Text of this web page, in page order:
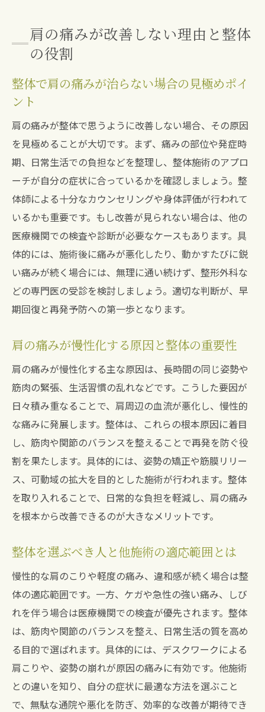
肩こり整体が『意味ない』と言われる誤解
の真相
肩の痛み改善に整体が果たす本当の役割と
整体と整骨院どちらが肩痛に最適か徹底比較
整体と整骨院の違いを肩の痛み視点で徹底
解説
肩こり整体と整骨院どっちが自分に合うか
見極め方
整体か整骨院か悩む方への選び方ガイド
肩が痛い時に整体と整骨院どちらを選ぶべ
きか
保険適用の有無で整体・整骨院を比較して
みよう
か検証
肩こりが整体で改善する理由とその仕組み
つらい肩こりに整体が向いている本当のワ
ケ
整体とマッサージどっちが肩こりに効果的
か
整体で肩こりの根本改善を目指すポイント
整体が肩こりに“意味ない”と感じる人の特
徴
う
慢性的な肩の痛みに効く整体のアプローチ
慢性的な肩の痛みに整体が有効な理由を解
説
整体による肩こり改善の具体的ステップと
は
整体で肩の可動域を広げるメリット
肩の痛みが治らない時の整体アプローチ方
肩の痛みが改善しない理由と整体
の役割
整体で肩の痛みが治らない場合の見極めポイ
ント
肩の痛みが整体で思うように改善しない場合、その原因
を見極めることが大切です。まず、痛みの部位や発症時
期、日常生活での負担などを整理し、整体施術のアプロ
ーチが自分の症状に合っているかを確認しましょう。整
体師による十分なカウンセリングや身体評価が行われて
いるかも重要です。もし改善が見られない場合は、他の
医療機関での検査や診断が必要なケースもあります。具
体的には、施術後に痛みが悪化したり、動かすたびに鋭
い痛みが続く場合には、無理に通い続けず、整形外科な
どの専門医の受診を検討しましょう。適切な判断が、早
期回復と再発予防への第一歩となります。
肩の痛みが慢性化する原因と整体の重要性
肩の痛みが慢性化する主な原因は、長時間の同じ姿勢や
筋肉の緊張、生活習慣の乱れなどです。こうした要因が
日々積み重なることで、肩周辺の血流が悪化し、慢性的
な痛みに発展します。整体は、これらの根本原因に着目
し、筋肉や関節のバランスを整えることで再発を防ぐ役
割を果たします。具体的には、姿勢の矯正や筋膜リリー
ス、可動域の拡大を目的とした施術が行われます。整体
を取り入れることで、日常的な負担を軽減し、肩の痛み
を根本から改善できるのが大きなメリットです。
整体を選ぶべき人と他施術の適応範囲とは
慢性的な肩のこりや軽度の痛み、違和感が続く場合は整
体の適応範囲です。一方、ケガや急性の強い痛み、しび
れを伴う場合は医療機関での検査が優先されます。整体
は、筋肉や関節のバランスを整え、日常生活の質を高め
る目的で選ばれます。具体的には、デスクワークによる
肩こりや、姿勢の崩れが原因の痛みに有効です。他施術
との違いを知り、自分の症状に最適な方法を選ぶこと
で、無駄な通院や悪化を防ぎ、効率的な改善が期待でき